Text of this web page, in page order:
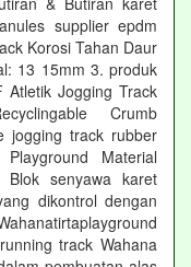
supplier epdm
Korosi Tahan Daur
13 15mm 3. produk
Atletik Jogging Track
Crumb
jogging track rubber
Material
Blok senyawa karet
dikontrol dengan
track Wahana